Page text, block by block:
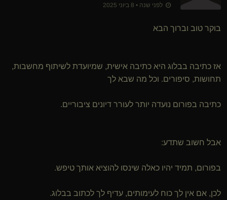
לפני שנה • 8 ביוני 2025
בוקר טוב וברוך הבא
אז כתיבה בבלוג היא כתיבה אישית, שמיועדת לשיתוף מחשבות,
תחושות, סיפורים. וכל מה שבא לך
כתיבה בפורום נועדה יותר לעורר דיונים ציבוריים.
אבל חשוב שתדע:
בפורום, תמיד יהיו כאלה שינסו להוציא אותך טיפש.
לכן, אם אין לך כוח לעימותים, עדיף לך לכתוב בבלוג.